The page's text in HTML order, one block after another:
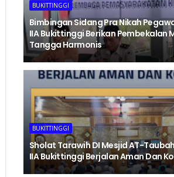
BUKITTINGGI
Bimbingan Sidang Pra Nikah
IIA Bukittinggi Berikan Pembekalan
Tangga Harmonis
BUKITTINGGI
Sholat Tarawih DI Mesjid AT-
IIA Bukittinggi Berjalan Aman Dan